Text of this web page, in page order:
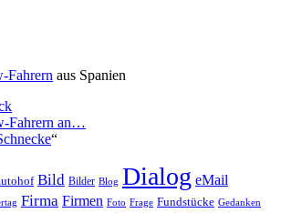
Fahrern aus Spanien
Fahrern an…
“
Bild Bilder Blog Dialog eMail
Firma Firmen Foto Frage Fundstücke Gedanken